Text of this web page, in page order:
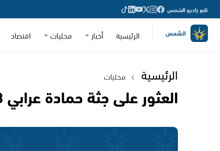
تابع راديو الشمس
الرئيسية أخبار محليات اقتصاد
الرئيسية محليات
العثور على جثة حمادة عرابي 38 عاماً على شاطىء عكا